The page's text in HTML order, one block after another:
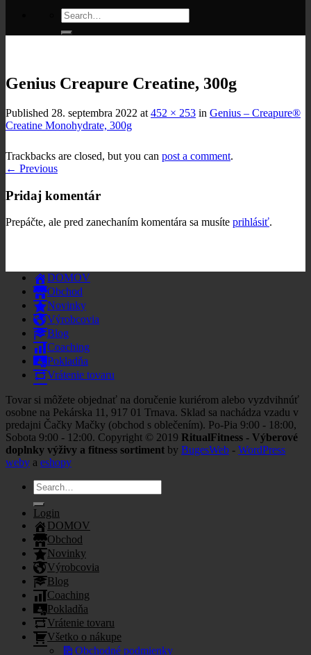
Search
for:
Genius Creapure Creatine, 300g
Published 28. septembra 2022 at 452 × 253 in Genius – Creapure®
Creatine Monohydrate, 300g
Trackbacks are closed, but you can post a comment.
← Previous
Pridaj komentár
Prepáčte, ale pred zanechaním komentára sa musíte prihlásiť.
DOMOV
Obchod
Novinky
Výrobcovia
Blog
Coaching
Pokladňa
Vrátenie tovaru
Tovar si môžete objednať na doručenie kuriérom alebo vyzdvihnúť
osobne na Pekárska 11, 917 01 Trnava. Sklad sa nachádza vzadu v
predajni Čačky Mačky (obchod s oblečením). Po-Pia 9:00 - 18:00,
Sobota 9:00 - 12:00. Copyright © 2019 RitualFitness - Výberové
doplnky výživy a fitness sortiment by BugesWeb - WordPress
weby a eshopy
Search
for:
Login
DOMOV
Obchod
Novinky
Výrobcovia
Blog
Coaching
Pokladňa
Vrátenie tovaru
Všetko o nákupe
Obchodné podmienky